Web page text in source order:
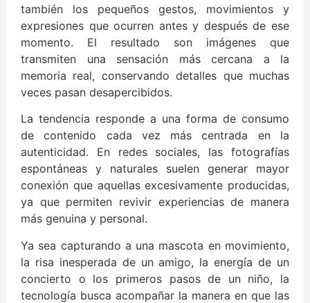
también los pequeños gestos, movimientos y
expresiones que ocurren antes y después de ese
momento. El resultado son imágenes que
transmiten una sensación más cercana a la
memoria real, conservando detalles que muchas
veces pasan desapercibidos.
La tendencia responde a una forma de consumo
de contenido cada vez más centrada en la
autenticidad. En redes sociales, las fotografías
espontáneas y naturales suelen generar mayor
conexión que aquellas excesivamente producidas,
ya que permiten revivir experiencias de manera
más genuina y personal.
Ya sea capturando a una mascota en movimiento,
la risa inesperada de un amigo, la energía de un
concierto o los primeros pasos de un niño, la
tecnología busca acompañar la manera en que las